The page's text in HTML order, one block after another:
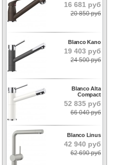
16 681 руб
20 850 руб
Blanco Kano
19 403 руб
24 500 руб
Blanco Alta
Compact
52 835 руб
66 040 руб
Blanco Linus
42 940 руб
62 690 руб